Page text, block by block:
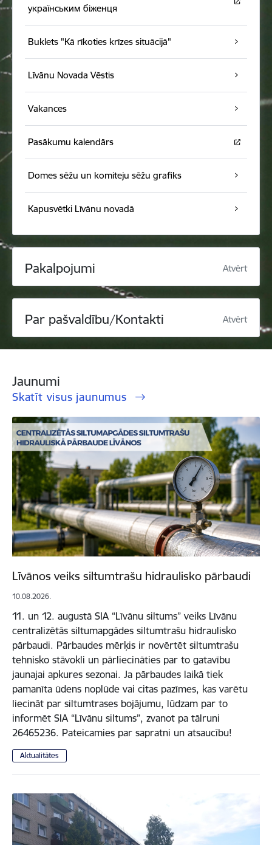
українським біженця
Buklets "Kā rīkoties krīzes situācijā"
Līvānu Novada Vēstis
Vakances
Pasākumu kalendārs
Domes sēžu un komiteju sēžu grafiks
Kapusvētki Līvānu novadā
Pakalpojumi Atvērt
Par pašvaldību/Kontakti Atvērt
Jaunumi
Skatīt visus jaunumus
Līvānos veiks siltumtrašu hidraulisko pārbaudi
10.08.2026.
11. un 12. augustā SIA “Līvānu siltums” veiks Līvānu
centralizētās siltumapgādes siltumtrašu hidraulisko
pārbaudi. Pārbaudes mērķis ir novērtēt siltumtrašu
tehnisko stāvokli un pārliecināties par to gatavību
jaunajai apkures sezonai. Ja pārbaudes laikā tiek
pamanīta ūdens noplūde vai citas pazīmes, kas varētu
liecināt par siltumtrases bojājumu, lūdzam par to
informēt SIA “Līvānu siltums”, zvanot pa tālruni
26465236. Pateicamies par sapratni un atsaucību!
Aktualitātes